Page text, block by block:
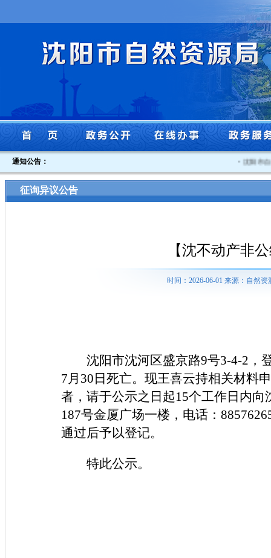
通知公告： 沈阳市自
征询异议公告
【沈不动产非
时间：2026-06-01 来源：自然
沈阳市沈河区盛京路9号3-4-2，
7月30日死亡。现王喜云持相关材料
者，请于公示之日起15个工作日内
187号金厦广场一楼，电话：
通过后予以登记。
特此公示。